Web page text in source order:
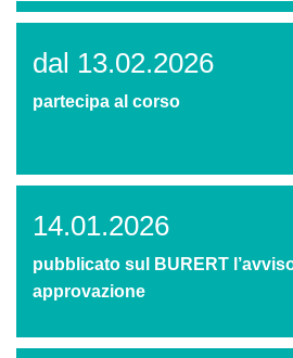
dal 13.02.2026
partecipa al corso
14.01.2026
pubblicato sul BURERT
approvazione